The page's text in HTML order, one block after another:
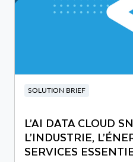
SOLUTION BRIEF
L’AI DATA CLOUD
L’INDUSTRIE,
SERVICES